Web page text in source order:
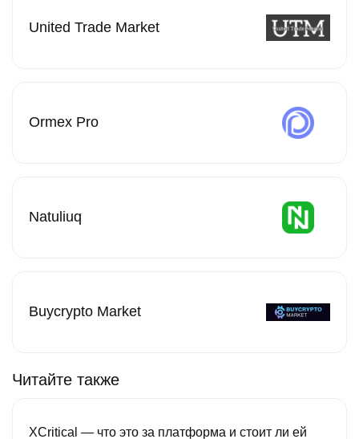
United Trade Market
Ormex Pro
Natuliuq
Buycrypto Market
Читайте также
XCritical — что это за платформа и стоит ли ей